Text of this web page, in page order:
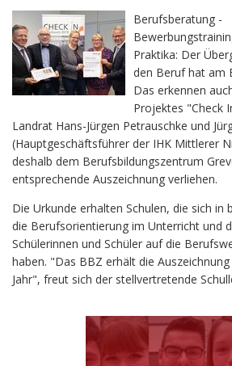
Berufsberatung -
Praktika: Der
den Beruf hat am
Das erkennen
Projektes "Check
Landrat Hans-Jürgen Petrauschke und
(Hauptgeschäftsführer der IHK Mittlerer
deshalb dem Berufsbildungszentrum
entsprechende Auszeichnung verliehen.
Die Urkunde erhalten Schulen, die sich in
die Berufsorientierung im Unterricht und
Schülerinnen und Schüler auf die
haben. "Das BBZ erhält die
Jahr", freut sich der stellvertretende